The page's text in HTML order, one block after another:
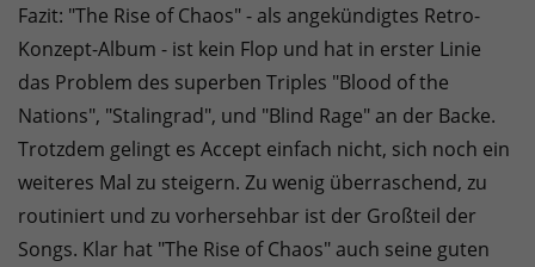
Fazit: "The Rise of Chaos" - als angekündigtes Retro-
Konzept-Album - ist kein Flop und hat in erster Linie
das Problem des superben Triples "Blood of the
Nations", "Stalingrad", und "Blind Rage" an der Backe.
Trotzdem gelingt es Accept einfach nicht, sich noch ein
weiteres Mal zu steigern. Zu wenig überraschend, zu
routiniert und zu vorhersehbar ist der Großteil der
Songs. Klar hat "The Rise of Chaos" auch seine guten